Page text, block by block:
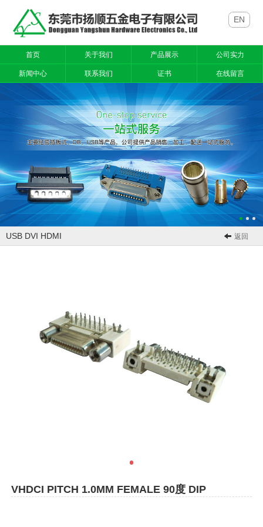
EN
首页 关于我们 产品展示 公司实力
新闻中心 联系我们 证书 在线留言
USB DVI HDMI 返回
VHDCI PITCH 1.0MM FEMALE 90度 DIP